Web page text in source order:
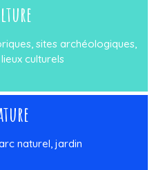
sites archéologiques,
culturels
naturel, jardin